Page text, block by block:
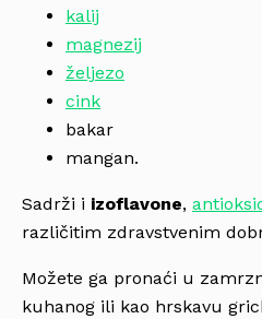
kalij
magnezij
željezo
cink
bakar
mangan.
Sadrži i izoflavone,
različitim zdravstvenim
Možete ga pronaći u
kuhanog ili kao hrskavu